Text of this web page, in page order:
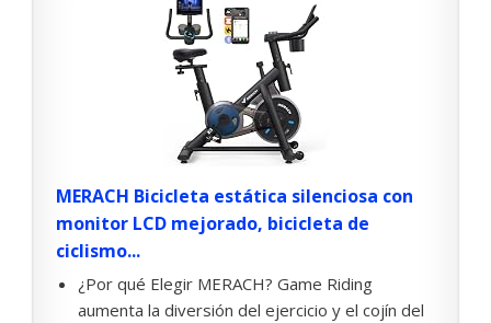
MERACH Bicicleta estática silenciosa con
monitor LCD mejorado, bicicleta de
ciclismo...
¿Por qué Elegir MERACH? Game Riding
aumenta la diversión del ejercicio y el cojín del